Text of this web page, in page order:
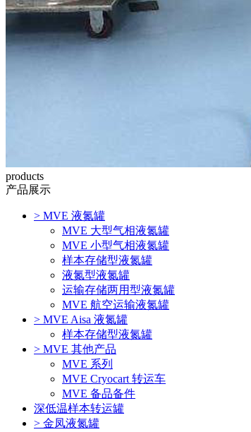
products
产品展示
> MVE 液氮罐
MVE 大型气相液氮罐
MVE 小型气相液氮罐
样本存储型液氮罐
液氮型液氮罐
运输存储两用型液氮罐
MVE 航空运输液氮罐
> MVE Aisa 液氮罐
样本存储型液氮罐
> MVE 其他产品
MVE 系列
MVE Cryocart 转运车
MVE 备品备件
深低温样本转运罐
> 金凤液氮罐